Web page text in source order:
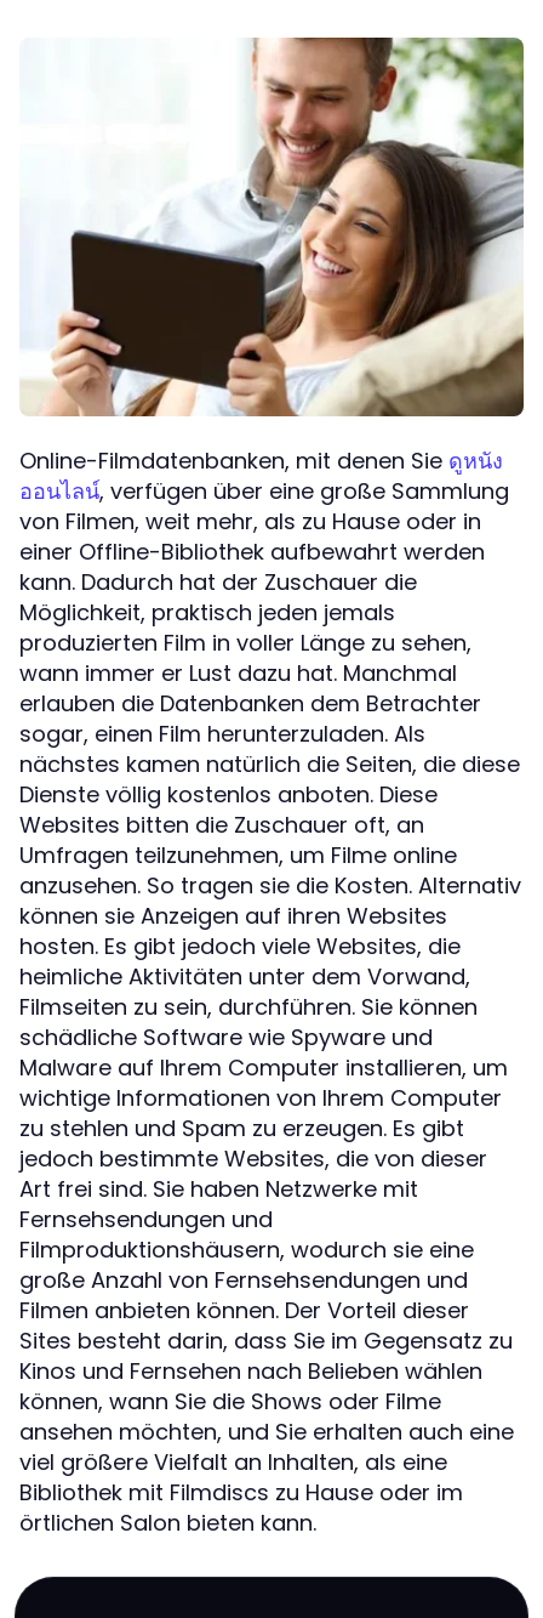
Online-Filmdatenbanken, mit denen Sie ดูหนัง
ออนไลน์, verfügen über eine große Sammlung
von Filmen, weit mehr, als zu Hause oder in
einer Offline-Bibliothek aufbewahrt werden
kann. Dadurch hat der Zuschauer die
Möglichkeit, praktisch jeden jemals
produzierten Film in voller Länge zu sehen,
wann immer er Lust dazu hat. Manchmal
erlauben die Datenbanken dem Betrachter
sogar, einen Film herunterzuladen. Als
nächstes kamen natürlich die Seiten, die diese
Dienste völlig kostenlos anboten. Diese
Websites bitten die Zuschauer oft, an
Umfragen teilzunehmen, um Filme online
anzusehen. So tragen sie die Kosten. Alternativ
können sie Anzeigen auf ihren Websites
hosten. Es gibt jedoch viele Websites, die
heimliche Aktivitäten unter dem Vorwand,
Filmseiten zu sein, durchführen. Sie können
schädliche Software wie Spyware und
Malware auf Ihrem Computer installieren, um
wichtige Informationen von Ihrem Computer
zu stehlen und Spam zu erzeugen. Es gibt
jedoch bestimmte Websites, die von dieser
Art frei sind. Sie haben Netzwerke mit
Fernsehsendungen und
Filmproduktionshäusern, wodurch sie eine
große Anzahl von Fernsehsendungen und
Filmen anbieten können. Der Vorteil dieser
Sites besteht darin, dass Sie im Gegensatz zu
Kinos und Fernsehen nach Belieben wählen
können, wann Sie die Shows oder Filme
ansehen möchten, und Sie erhalten auch eine
viel größere Vielfalt an Inhalten, als eine
Bibliothek mit Filmdiscs zu Hause oder im
örtlichen Salon bieten kann.